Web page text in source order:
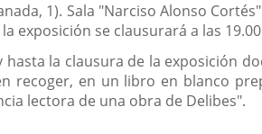
1). Sala "Narciso Alonso
exposición se clausurará a las
hasta la clausura de la exposición
recoger, en un libro en blanco
lectora de una obra de Delibes".